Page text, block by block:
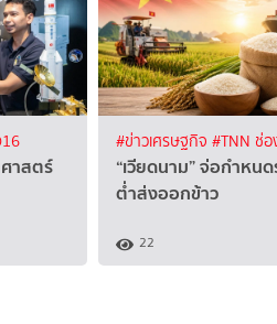
าสตร์
#ข่าวเศรษฐกิจ #TNN ช่
“เวียดนาม” จ่อกำหน
ต่ำส่งออกข้าว
22